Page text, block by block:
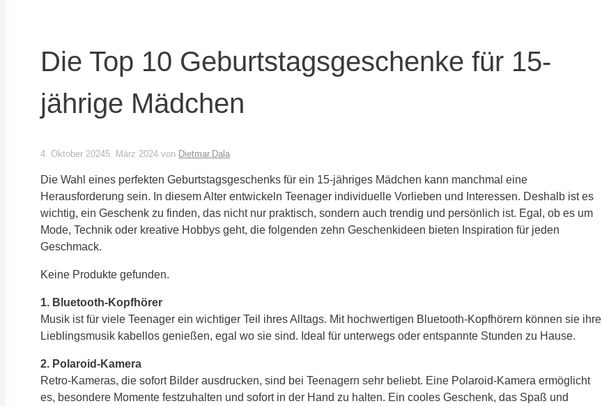
Die Top 10 Geburtstagsgeschenke für 15-
jährige Mädchen
4. Oktober 20245. März 2024 von Dietmar.Dala
Die Wahl eines perfekten Geburtstagsgeschenks für ein 15-jähriges Mädchen kann manchmal eine
Herausforderung sein. In diesem Alter entwickeln Teenager individuelle Vorlieben und Interessen. Deshalb ist es
wichtig, ein Geschenk zu finden, das nicht nur praktisch, sondern auch trendig und persönlich ist. Egal, ob es um
Mode, Technik oder kreative Hobbys geht, die folgenden zehn Geschenkideen bieten Inspiration für jeden
Geschmack.
Keine Produkte gefunden.
1. Bluetooth-Kopfhörer
Musik ist für viele Teenager ein wichtiger Teil ihres Alltags. Mit hochwertigen Bluetooth-Kopfhörern können sie ihre
Lieblingsmusik kabellos genießen, egal wo sie sind. Ideal für unterwegs oder entspannte Stunden zu Hause.
2. Polaroid-Kamera
Retro-Kameras, die sofort Bilder ausdrucken, sind bei Teenagern sehr beliebt. Eine Polaroid-Kamera ermöglicht
es, besondere Momente festzuhalten und sofort in der Hand zu halten. Ein cooles Geschenk, das Spaß und